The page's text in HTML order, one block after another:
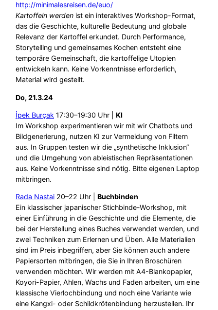
http://minimalesreisen.de/euo/
Kartoffeln werden ist ein interaktives Workshop-Format,
das die Geschichte, kulturelle Bedeutung und globale
Relevanz der Kartoffel erkundet. Durch Performance,
Storytelling und gemeinsames Kochen entsteht eine
temporäre Gemeinschaft, die kartoffelige Utopien
entwickeln kann. Keine Vorkenntnisse erforderlich,
Material wird gestellt.
Do, 21.3.24
İpek Burçak 17:30–19:30 Uhr | KI
Im Workshop experimentieren wir mit wir Chatbots und
Bildgenerierung, nutzen KI zur Vermeidung von Filtern
aus. In Gruppen testen wir die „synthetische Inklusion“
und die Umgehung von ableistischen Repräsentationen
aus. Keine Vorkenntnisse sind nötig. Bitte eigenen Laptop
mitbringen.
Rada Nastai 20–22 Uhr | Buchbinden
Ein klassischer japanischer Stichbinde-Workshop, mit
einer Einführung in die Geschichte und die Elemente, die
bei der Herstellung eines Buches verwendet werden, und
zwei Techniken zum Erlernen und Üben. Alle Materialien
sind im Preis inbegriffen, aber Sie können auch andere
Papiersorten mitbringen, die Sie in Ihren Broschüren
verwenden möchten. Wir werden mit A4-Blankopapier,
Koyori-Papier, Ahlen, Wachs und Faden arbeiten, um eine
klassische Vierlochbindung und noch eine Variante wie
eine Kangxi- oder Schildkrötenbindung herzustellen. Ihr